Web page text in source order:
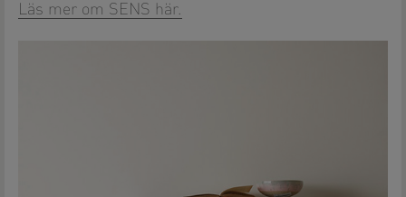
Läs mer om SENS här.